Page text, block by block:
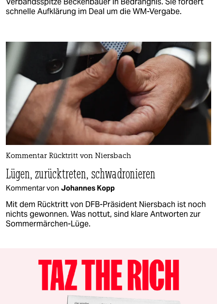
schnelle Aufklärung im Deal um die WM-Vergabe.
Kommentar Rücktritt von Niersbach
Lügen, zurücktreten, schwadronieren
Kommentar von Johannes Kopp
Mit dem Rücktritt von DFB-Präsident Niersbach ist noch
nichts gewonnen. Was nottut, sind klare Antworten zur
Sommermärchen-Lüge.